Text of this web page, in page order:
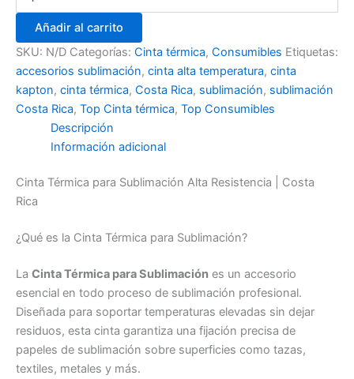
Añadir al carrito
SKU: N/D Categorías: Cinta térmica, Consumibles Etiquetas:
accesorios sublimación, cinta alta temperatura, cinta
kapton, cinta térmica, Costa Rica, sublimación, sublimación
Costa Rica, Top Cinta térmica, Top Consumibles
Descripción
Información adicional
Cinta Térmica para Sublimación Alta Resistencia | Costa
Rica
¿Qué es la Cinta Térmica para Sublimación?
La Cinta Térmica para Sublimación es un accesorio
esencial en todo proceso de sublimación profesional.
Diseñada para soportar temperaturas elevadas sin dejar
residuos, esta cinta garantiza una fijación precisa de
papeles de sublimación sobre superficies como tazas,
textiles, metales y más.